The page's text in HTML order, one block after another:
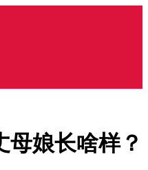
娘长啥样？